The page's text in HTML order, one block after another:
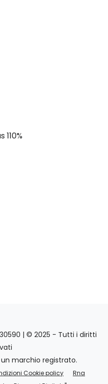
| © 2025 - Tutti i diritti
marchio registrato.
Cookie policy
Rna